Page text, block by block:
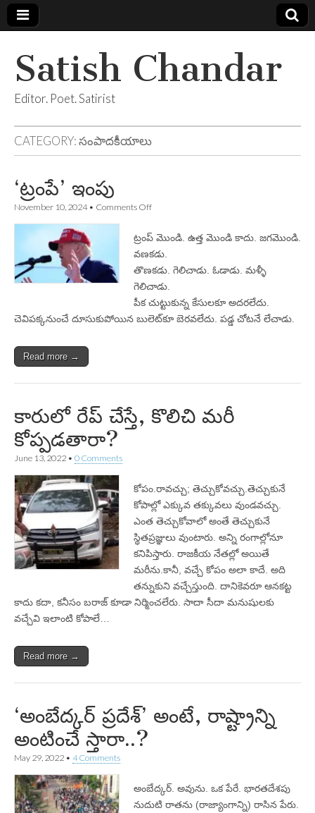
Satish Chandar
Editor. Poet. Satirist
CATEGORY:సంపాదకీయాలు
‘ట్రంపే’ ఇంపు
November 10, 2024• Comments Offon
ట్రంప్‌ మొండి. ఉత్త మొండి కాదు. జగమొండి.
వణకడు.
తొణకడు. గెలిచాడు. ఓడాడు. మళ్ళీ
గెలిచాడు.
పీక చుట్టుకున్న కేసులకూ అదరలేదు.
చెవిపక్కనుంచే దూసుకుపోయిన బులెట్‌కూ బెరవలేదు. పడ్డ చోటనే లేచాడు.
Read more →
కారులో రేప్‌ చేస్తే, కొలిచి మరీ
కోప్పడతారా?
June 13, 2022 • 0 Comments
కోపం.రావచ్చు; తెచ్చుకోవచ్చు.తెచ్చుకునే
కోపాల్లో ఎక్కువ తక్కువలు వుండవచ్చు.
ఎంత తెచ్చుకోవాలో అంతే తెచ్చుకునే
స్థితప్రజ్ఞులు వుంటారు. అన్ని రంగాల్లోనూ
కనిపిస్తారు. రాజకీయ నేతల్లో అయితే
మరీను.కానీ, వచ్చే కోపం అలా కాదే. అది
తన్నుకుని వచ్చేస్తుంది. దానికెవరూ ఆనకట్ట
కాదు కదా, కనీసం బరాజ్‌ కూడా నిర్మించలేరు. సాదా సీదా మనుషులకు
వచ్చేవి ఇలాంటి కోపాలే…
Read more →
‘అంబేద్కర్‌ ప్రదేశ్‌’ అంటే, రాష్ట్రాన్ని
అంటించే స్తారా..?
May 29, 2022 • 4 Comments
అంబేద్కర్‌. అవును. ఒక పేరే. భారతదేశపు
నుదుటి రాతను (రాజ్యాంగాన్ని) రాసిన పేరు.